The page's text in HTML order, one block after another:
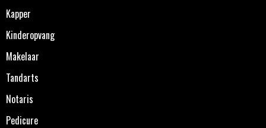
Kapper
Kinderopvang
Makelaar
Tandarts
Notaris
Pedicure